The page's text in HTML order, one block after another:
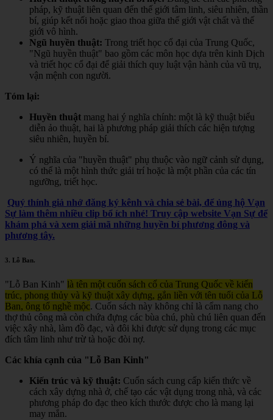
pháp, kỹ thuật liên quan đến thế giới tâm linh, siêu nhiên, thần
bí, giúp kết nối hoặc giao thoa giữa thế giới vật chất và thế
giới vô hình.
Ngũ huyền thuật: Trong triết học cổ đại của Trung Quốc,
"Ngũ huyền thuật" bao gồm các môn học dựa trên kinh Dịch
và triết học cổ đại để giải thích quy luật vận hành của vũ trụ,
vận mệnh con người.
Tóm lại:
Huyền thuật mang hai ý nghĩa chính: một là kỹ thuật biểu
diễn ảo thuật, hai là phương pháp giải thích các hiện tượng
siêu nhiên, huyền bí.
Ý nghĩa của "huyền thuật" phụ thuộc vào ngữ cảnh sử dụng,
có thể là một hình thức giải trí hoặc là một phần của các tín
ngưỡng, triết học.
Quý thính giả nhớ đăng ký kênh và chia sẻ bài, để ủng hộ Vạn
Sự làm thêm nhiều clip bổ ích nhé! Truy cập website Vạn Sự để
khám phá và xem giải mã những huyền bí phương đông và
phương tây.
3. Lỗ Ban.
"Lỗ Ban Kinh" là tên một cuốn sách cổ của Trung Quốc về kiến
trúc, phong thủy và kỹ thuật xây dựng, gắn liền với tên tuổi của Lỗ
Ban, ông tổ nghề mộc. Cuốn sách này không chỉ là cẩm nang cho
thợ thủ công mà còn chứa đựng các bùa chú, phù chú liên quan đến
việc xây nhà, làm đồ đạc, và đôi khi được sử dụng trong các mục
đích tâm linh như trừ tà hoặc đòi nợ.
Các khía cạnh của "Lỗ Ban Kinh"
Kiến trúc và kỹ thuật: Cuốn sách cung cấp kiến thức về
cách xây dựng nhà ở, chế tạo các vật dụng trong nhà, và các
phương pháp đo đạc theo kích thước được cho là mang lại
may mắn.